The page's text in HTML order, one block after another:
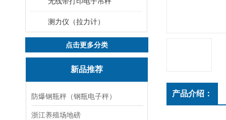
测力仪（拉力计）
点击更多分类
新品推荐
防爆钢瓶秤（钢瓶电子秤）
浙江养殖场地磅
产品介绍：